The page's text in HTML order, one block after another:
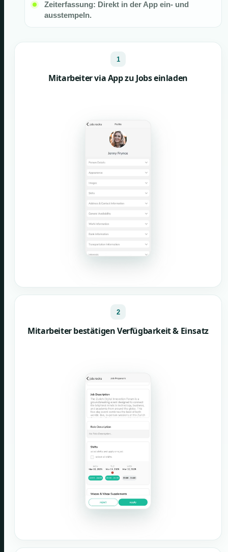
Zeiterfassung: Direkt in der App ein- und
ausstempeln.
1
Mitarbeiter via App zu Jobs einladen
2
Mitarbeiter bestätigen Verfügbarkeit & Einsatz